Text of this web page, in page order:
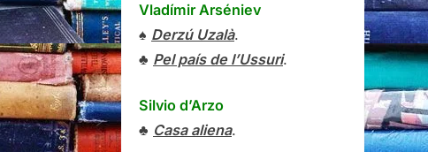
Vladímir Arséniev
♠ Derzú Uzalà.
♣ Pel país de l’Ussuri.
Silvio d’Arzo
♣ Casa aliena.